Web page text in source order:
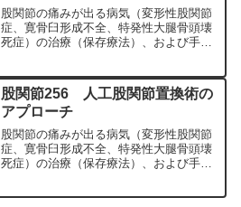
股関節の痛みが出る病気（変形性股関節
症、寛骨臼形成不全、特発性大腿骨頭壊
死症）の治療（保存療法）、および手術
科専門医（人工関節手術を専門）の塗山
正宏が色々と説明します。
股関節256 人工股関節置換術の
アプローチ
股関節の痛みが出る病気（変形性股関節
症、寛骨臼形成不全、特発性大腿骨頭壊
死症）の治療（保存療法）、および手術